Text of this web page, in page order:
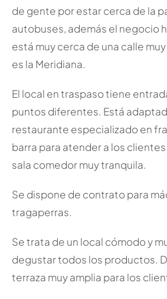
de gente por estar cerca de la
autobuses, además el negocio
está muy cerca de una calle
es la Meridiana.
El local en traspaso tiene
puntos diferentes. Está
restaurante especializado en
barra para atender a los
sala comedor muy tranquila.
Se dispone de contrato para
tragaperras.
Se trata de un local cómodo y
degustar todos los productos.
terraza muy amplia para los